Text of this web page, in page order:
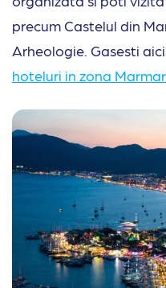
precum Castelul din
Arheologie. Gasesti aici
hoteluri in zona